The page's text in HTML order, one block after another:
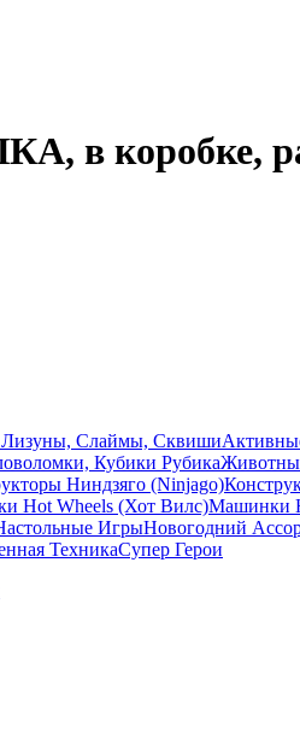
в коробке,
Лизуны, Слаймы, Сквиши
Кубики Рубика
Ниндзяго (Ninjago)
Hot Wheels (Хот Вилс)Машинки
ИгрыНовогодний
ТехникаСупер Герои